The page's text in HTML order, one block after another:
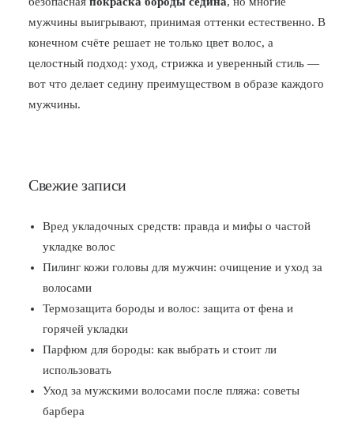
мужчины выигрывают, принимая оттенки естественно. В
конечном счёте решает не только цвет волос, а
целостный подход: уход, стрижка и уверенный стиль —
вот что делает седину преимуществом в образе каждого
мужчины.
Свежие записи
Вред укладочных средств: правда и мифы о частой
укладке волос
Пилинг кожи головы для мужчин: очищение и уход за
волосами
Термозащита бороды и волос: защита от фена и
горячей укладки
Парфюм для бороды: как выбрать и стоит ли
использовать
Уход за мужскими волосами после пляжа: советы
барбера